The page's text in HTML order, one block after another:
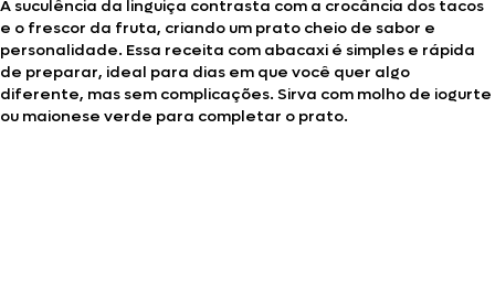
A suculência da linguiça contrasta com a crocância dos tacos
e o frescor da fruta, criando um prato cheio de sabor e
personalidade. Essa receita com abacaxi é simples e rápida
de preparar, ideal para dias em que você quer algo
diferente, mas sem complicações. Sirva com molho de iogurte
ou maionese verde para completar o prato.